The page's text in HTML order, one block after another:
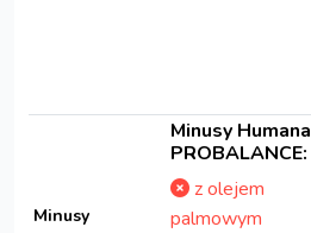
Minusy
Minusy Humana
PROBALANCE:
z olejem
palmowym